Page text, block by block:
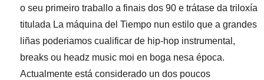
o seu primeiro traballo a finais dos 90 e trátase da triloxía
titulada La máquina del Tiempo nun estilo que a grandes
liñas poderiamos cualificar de hip-hop instrumental,
breaks ou headz music moi en boga nesa época.
Actualmente está considerado un dos poucos